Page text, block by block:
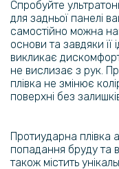
Спробуйте
для задньої панелі
самостійно можна
основи та завдяки її
викликає
не вислизає з рук.
плівка не змінює
поверхні без
Протиударна плівка
попадання бруду та
також містить